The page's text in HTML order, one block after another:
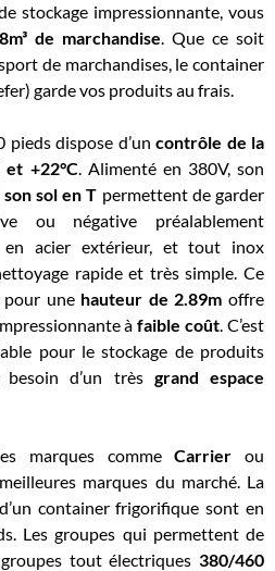
stockage impressionnante, vous
de marchandise. Que ce soit
de marchandises, le container
garde vos produits au frais.
pieds dispose d’uncontrôle de la
+22°C. Alimenté en 380V, son
son sol en T permettent de garder
ou négative préalablement
en acier extérieur, et tout inox
rapide et très simple. Ce
une hauteur de 2.89moffre
àfaible coût. C’est
pour le stockage de produits
d’un très grand espace
marques commeCarrierou
marques du marché. La
container frigorifique sont en
Les groupes qui permettent de
tout électriques 380/460